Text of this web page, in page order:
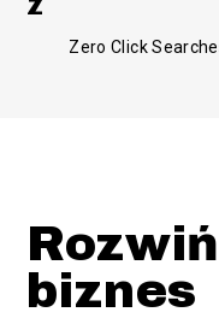
Z
Zero Click
biznes